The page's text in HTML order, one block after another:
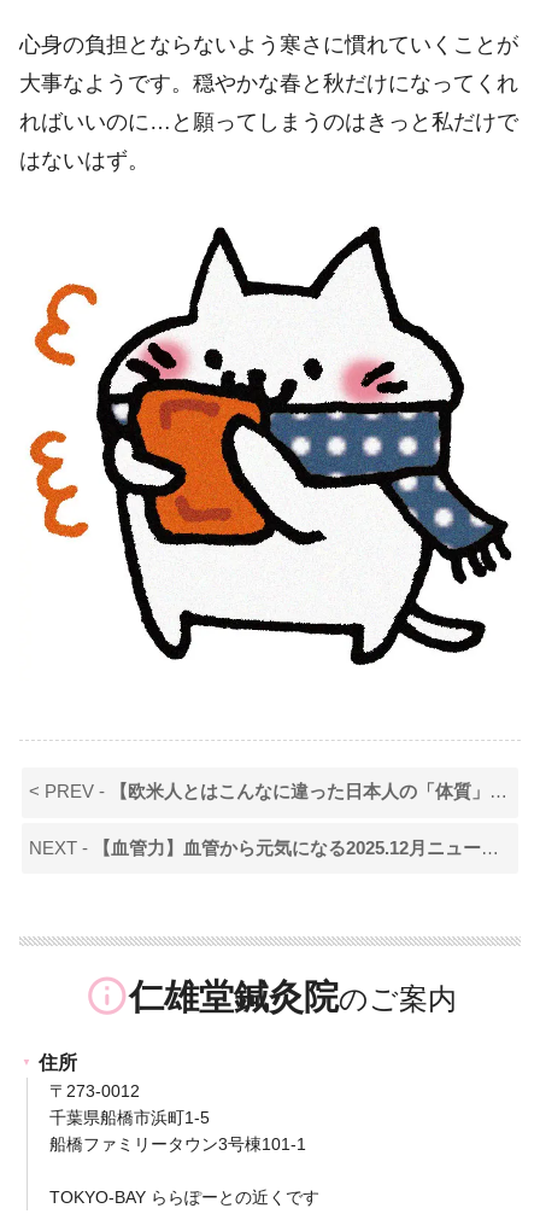
心身の負担とならないよう寒さに慣れていくことが
大事なようです。 穏やかな春と秋だけになってくれ
ればいいのに…と願ってしまうのはきっと私だけで
はないはず。
< PREV - 【欧米人とはこんなに違った日本人の「体質」】2025.10月ニュースレター
NEXT - 【血管力】血管から元気になる2025.12月ニュースレター
info_outline仁雄堂鍼灸院
住所
〒273-0012
千葉県船橋市浜町1-5
船橋ファミリータウン3号棟101-1
TOKYO-BAY ららぽーとの近くです